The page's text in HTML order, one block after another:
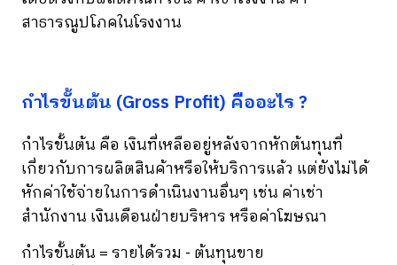
สาธารณูปโภคในโรงงาน
กำไรขั้นต้น (Gross Profit) คืออะไร ?
กำไรขั้นต้น คือ เงินที่เหลืออยู่หลังจากหักต้นทุนที่
เกี่ยวกับการผลิตสินค้าหรือให้บริการแล้ว แต่ยังไม่ได้
หักค่าใช้จ่ายในการดำเนินงานอื่นๆ เช่น ค่าเช่า
สำนักงาน เงินเดือนฝ่ายบริหาร หรือค่าโฆษณา
กำไรขั้นต้น = รายได้รวม - ต้นทุนขาย